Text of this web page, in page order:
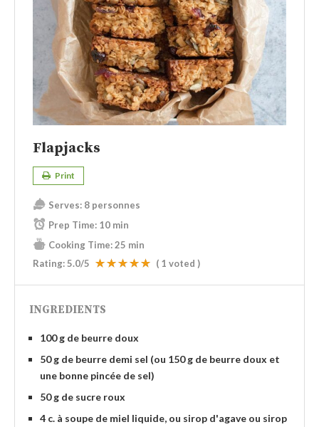
Flapjacks
Print
Serves: 8 personnes
Prep Time: 10 min
Cooking Time:25 min
Rating:5.0/5 ( 1 voted )
INGREDIENTS
100 g de beurre doux
50 g de beurre demi sel (ou 150 g de beurre doux et
une bonne pincée de sel)
50 g de sucre roux
4 c. à soupe de miel liquide, ou sirop d'agave ou sirop